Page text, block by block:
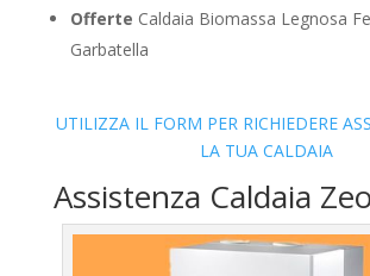
Offerte Caldaia Biomassa Legnosa
Garbatella
UTILIZZA IL FORM PER RICHIEDERE
LA TUA CALDAIA
Assistenza Caldaia